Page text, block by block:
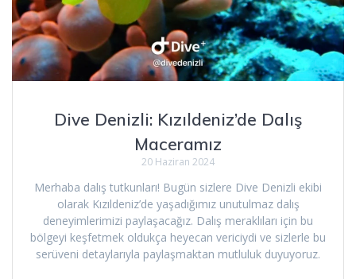
Dive Denizli: Kızıldeniz’de Dalış
Maceramız
20 Haziran 2024
Merhaba dalış tutkunları! Bugün sizlere Dive Denizli ekibi
olarak Kızıldeniz’de yaşadığımız unutulmaz dalış
deneyimlerimizi paylaşacağız. Dalış meraklıları için bu
bölgeyi keşfetmek oldukça heyecan vericiydi ve sizlerle bu
serüveni detaylarıyla paylaşmaktan mutluluk duyuyoruz.